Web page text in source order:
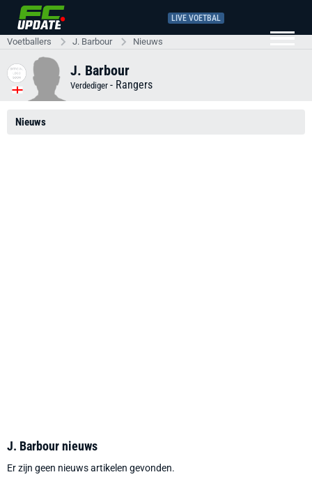
LIVE VOETBAL
Voetballers J. Barbour Nieuws
J. Barbour
Verdediger - Rangers
Nieuws
J. Barbour nieuws
Er zijn geen nieuws artikelen gevonden.